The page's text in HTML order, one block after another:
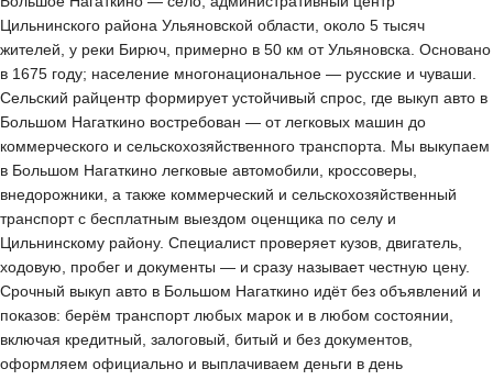
Цильнинского района Ульяновской области, около 5 тысяч
жителей, у реки Бирюч, примерно в 50 км от Ульяновска. Основано
в 1675 году; население многонациональное — русские и чуваши.
Сельский райцентр формирует устойчивый спрос, где выкуп авто в
Большом Нагаткино востребован — от легковых машин до
коммерческого и сельскохозяйственного транспорта. Мы выкупаем
в Большом Нагаткино легковые автомобили, кроссоверы,
внедорожники, а также коммерческий и сельскохозяйственный
транспорт с бесплатным выездом оценщика по селу и
Цильнинскому району. Специалист проверяет кузов, двигатель,
ходовую, пробег и документы — и сразу называет честную цену.
Срочный выкуп авто в Большом Нагаткино идёт без объявлений и
показов: берём транспорт любых марок и в любом состоянии,
включая кредитный, залоговый, битый и без документов,
оформляем официально и выплачиваем деньги в день